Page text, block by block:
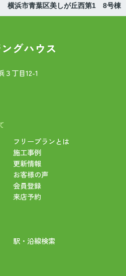
横浜市青葉区美しが丘西第1 8号棟
グハウス
３丁目12-1
フリープランとは
施工事例
更新情報
お客様の声
会員登録
来店予約
駅・沿線検索